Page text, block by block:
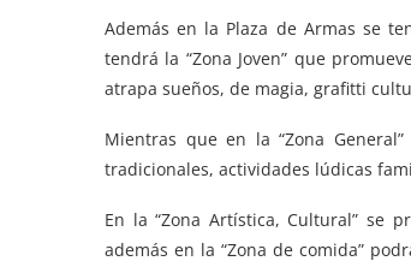
Además en la Plaza de Armas se
tendrá la “Zona Joven” que
atrapa sueños, de magia, grafitti
Mientras que en la “Zona
tradicionales, actividades lúdicas
En la “Zona Artística, Cultural” se
además en la “Zona de comida”